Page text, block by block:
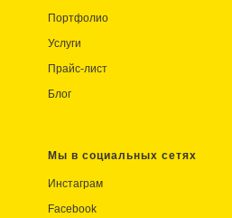
Портфолио
Услуги
Прайс-лист
Блог
Мы в социальных сетях
Инстаграм
Facebook